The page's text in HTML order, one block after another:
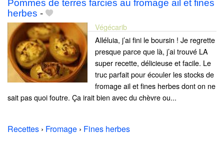
Pommes de terres farcies au fromage ail et fines
herbes -
Végécarib
Alléluia, j’ai fini le boursin ! Je regrette
presque parce que là, j’ai trouvé LA
super recette, délicieuse et facile. Le
truc parfait pour écouler les stocks de
fromage ail et fines herbes dont on ne
sait pas quoi foutre. Ça irait bien avec du chèvre ou...
Recettes › Fromage › Fines herbes